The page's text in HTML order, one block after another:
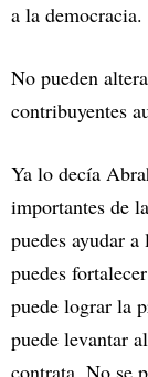
a la democracia.
No pueden
contribuyentes
Ya lo decía
importantes de
puedes ayudar
puedes
puede lograr la
puede levantar
contrata. No se